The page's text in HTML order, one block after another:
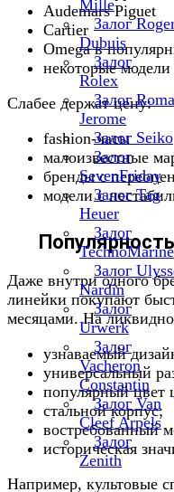
Mille
Залог
Dubuis
Залог
Rolex
Залог
Jerome
Залог Seiko
Залог
SevenFriday
Залог Tag
Heuer
Залог
TechnoMarine
Залог
Nardin
Залог
Urwerk
Залог
Vacheron
Constantin
Залог Van
Cleef Arpels
Залог
Zenith
Audemars Piguet
Cartier
Omega в
некоторые
Слабее держат цену:
fashion-часы
малоизвестные
бренды с
модели с
Даже внутри одного
линейки покупают
месяцами. На
узнаваемый
универсальный
популярный цвет
стальной корпус;
востребованный
историческая
Например, культовые